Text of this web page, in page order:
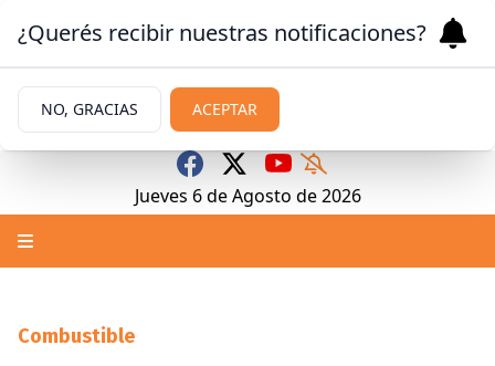
Jueves 6 de Agosto de 2026
Combustible
¿Querés recibir nuestras notificaciones?
NO, GRACIAS ACEPTAR